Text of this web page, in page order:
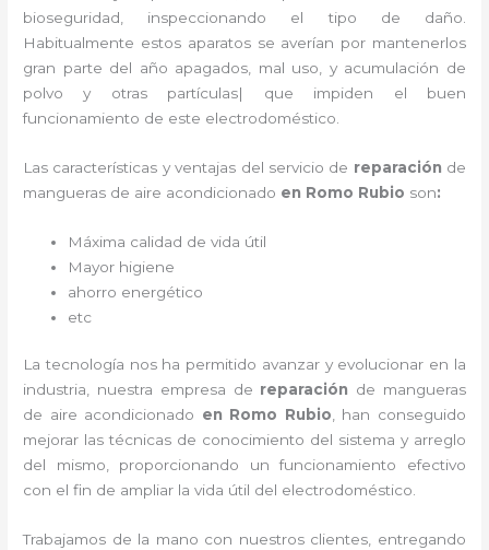
bioseguridad, inspeccionando el tipo de daño.
Habitualmente estos aparatos se averían por mantenerlos
gran parte del año apagados, mal uso, y acumulación de
polvo y otras partículas| que impiden el buen
funcionamiento de este electrodoméstico.
Las características y ventajas del servicio de reparación de
mangueras de aire acondicionado en Romo Rubio son:
Máxima calidad de vida útil
Mayor higiene
ahorro energético
etc
La tecnología nos ha permitido avanzar y evolucionar en la
industria, nuestra empresa de reparación de mangueras
de aire acondicionado en Romo Rubio, han conseguido
mejorar las técnicas de conocimiento del sistema y arreglo
del mismo, proporcionando un funcionamiento efectivo
con el fin de ampliar la vida útil del electrodoméstico.
Trabajamos de la mano con nuestros clientes, entregando